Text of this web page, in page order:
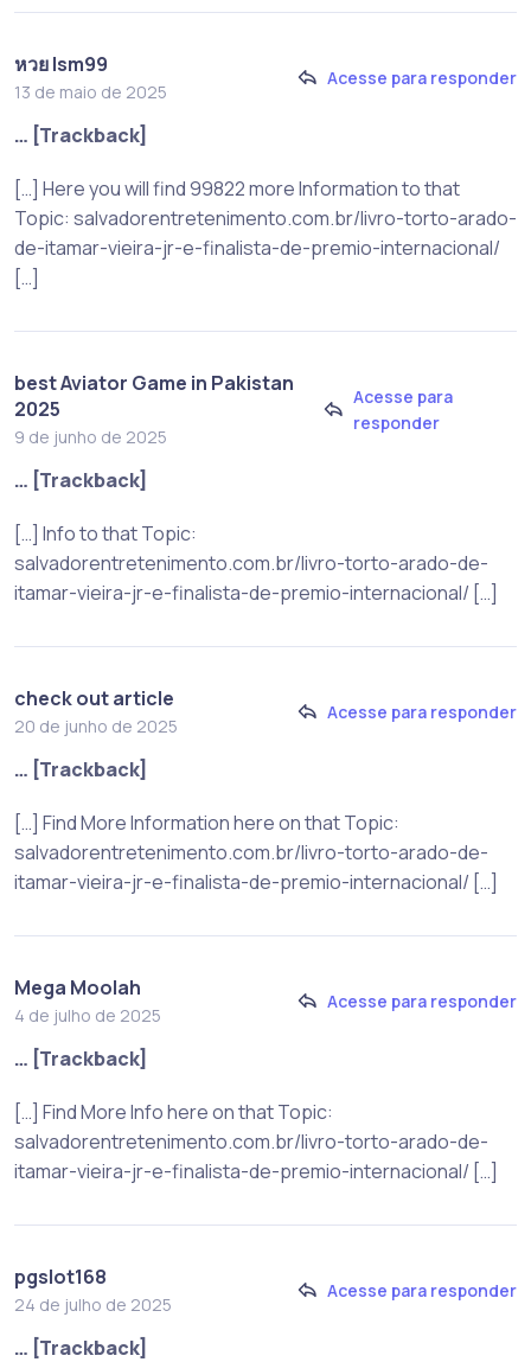
หวย lsm99
13 de maio de 2025
Acesse para responder
… [Trackback]
[…] Here you will find 99822 more Information to that
Topic: salvadorentretenimento.com.br/livro-torto-arado-
de-itamar-vieira-jr-e-finalista-de-premio-internacional/
[…]
best Aviator Game in Pakistan
2025
9 de junho de 2025
Acesse para
responder
… [Trackback]
[…] Info to that Topic:
salvadorentretenimento.com.br/livro-torto-arado-de-
itamar-vieira-jr-e-finalista-de-premio-internacional/ […]
check out article
20 de junho de 2025
Acesse para responder
… [Trackback]
[…] Find More Information here on that Topic:
salvadorentretenimento.com.br/livro-torto-arado-de-
itamar-vieira-jr-e-finalista-de-premio-internacional/ […]
Mega Moolah
4 de julho de 2025
Acesse para responder
… [Trackback]
[…] Find More Info here on that Topic:
salvadorentretenimento.com.br/livro-torto-arado-de-
itamar-vieira-jr-e-finalista-de-premio-internacional/ […]
pgslot168
24 de julho de 2025
Acesse para responder
… [Trackback]